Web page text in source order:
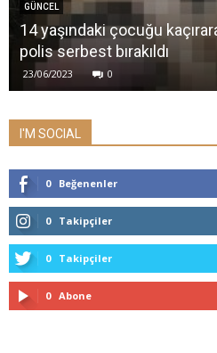
GÜNCEL
14 yaşındaki çocuğu
polis serbest bırakıldı
23/06/2023 0
I'M SOCIAL
0 Beğenenler
0 Takipçiler
0 Takipçiler
0 Abone